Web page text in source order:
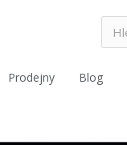
Prodejny Blog